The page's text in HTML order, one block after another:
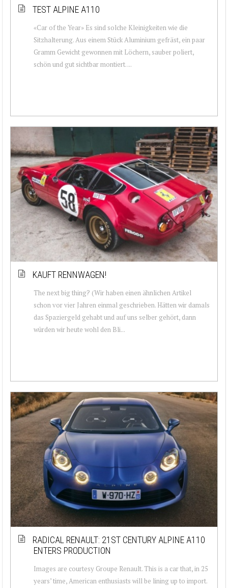
TEST ALPINE A110
«Car of the Year» Es sind solche Kleinigkeiten wie die
Sitzhalterung. Aus einem Stück Aluminium gefräst, ein paar
Gramm Gewicht gewonnen mit Löchern, sauber poliert,
schön und gut sichtbar montiert. ...
KAUFT RENNWAGEN!
The next big thing? (Wir haben einen ähnlichen Artikel
schon vor vier Jahren einmal geschrieben. Hätten wir damals
das Spaziergeld gehabt und auf uns selber gehört, dann
würden wir heute wohl den Bli...
RADICAL RENAULT: 21ST CENTURY ALPINE A110
ENTERS PRODUCTION
Images are courtesy Groupe Renault. This is a car that, in 25
years’ time, American enthusiasts will be lining up to import.